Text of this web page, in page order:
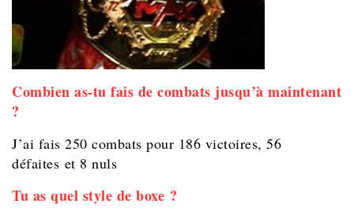
Combien as-tu fais de combats jusqu’à maintenant
?
J’ai fais 250 combats pour 186 victoires, 56
défaites et 8 nuls
Tu as quel style de boxe ?